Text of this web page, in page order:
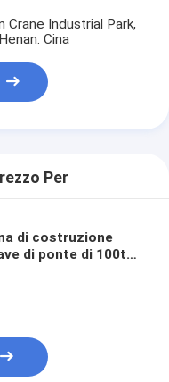
Crane Industrial Park,
Cina
Per
di costruzione
di ponte di 100t